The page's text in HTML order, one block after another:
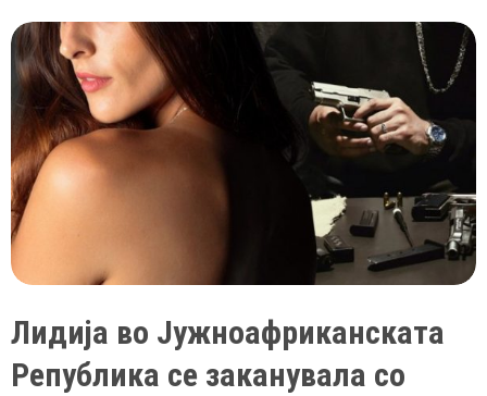
југословенската
евровизиска
пејачка
Тајчи
Лидија во Јужноафриканската
Република се заканувала со